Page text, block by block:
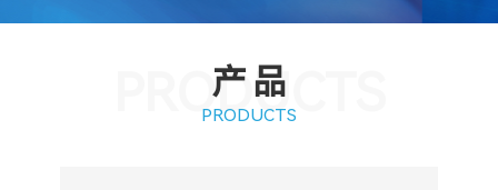
产品
PRODUCTS
PRODUCTS